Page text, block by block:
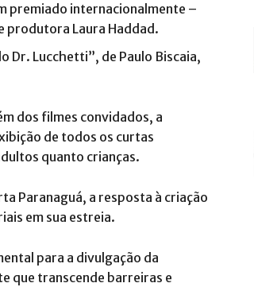
premiado internacionalmente –
produtora Laura Haddad.
Dr. Lucchetti”, de Paulo Biscaia,
dos filmes convidados, a
de todos os curtas
quanto crianças.
Paranaguá, a resposta à criação
em sua estreia.
para a divulgação da
que transcende barreiras e